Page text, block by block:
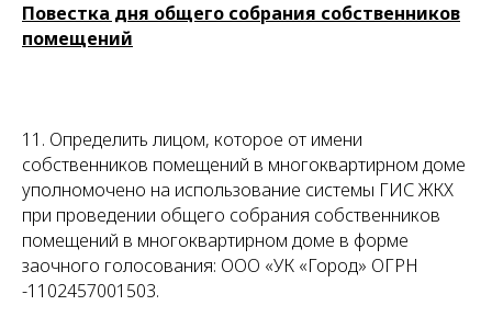
Повестка дня общего собрания собственников
помещений
11. Определить лицом, которое от имени
собственников помещений в многоквартирном доме
уполномочено на использование системы ГИС ЖКХ
при проведении общего собрания собственников
помещений в многоквартирном доме в форме
заочного голосования: ООО «УК «Город» ОГРН
-1102457001503.